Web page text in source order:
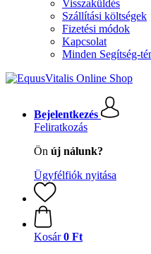
Visszaküldés
Szállítási költségek
Fizetési módok
Kapcsolat
Minden Segítség-
Bejelentkezés
Feliratkozás
Ön új nálunk?
Ügyfélfiók nyitása
Kosár 0 Ft